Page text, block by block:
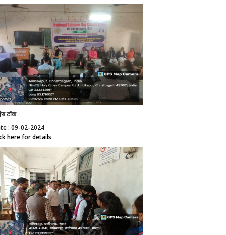
टॉक
: 09-02-2024
here for details